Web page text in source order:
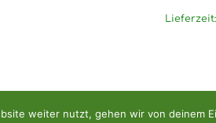
Lieferzeit:
weiter nutzt, gehen wir von deinem